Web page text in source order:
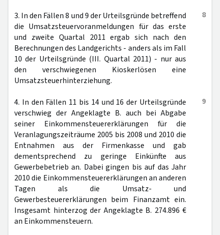
8
3. In den Fällen 8 und 9 der Urteilsgründe betreffend
die Umsatzsteuervoranmeldungen für das erste
und zweite Quartal 2011 ergab sich nach den
Berechnungen des Landgerichts - anders als im Fall
10 der Urteilsgründe (III. Quartal 2011) - nur aus
den verschwiegenen Kioskerlösen eine
Umsatzsteuerhinterziehung.
9
4. In den Fällen 11 bis 14 und 16 der Urteilsgründe
verschwieg der Angeklagte B. auch bei Abgabe
seiner Einkommensteuererklärungen für die
Veranlagungszeiträume 2005 bis 2008 und 2010 die
Entnahmen aus der Firmenkasse und gab
dementsprechend zu geringe Einkünfte aus
Gewerbebetrieb an. Dabei gingen bis auf das Jahr
2010 die Einkommensteuererklärungen an anderen
Tagen als die Umsatz- und
Gewerbesteuererklärungen beim Finanzamt ein.
Insgesamt hinterzog der Angeklagte B. 274.896 €
an Einkommensteuern.